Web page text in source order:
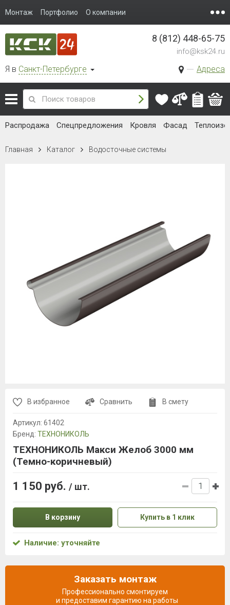
Монтаж Портфолио О компании
Я в Санкт-Петербурге Адреса
8 (812) 448-65-75
info@ksk24.ru
Распродажа Спецпредложения Кровля Фасад
Главная Каталог Водосточные системы
В избранное Сравнить В смету
Артикул: 61402
Бренд: ТЕХНОНИКОЛЬ
ТЕХНОНИКОЛЬ Макси Желоб 3000 мм
(Темно-коричневый)
1 150 руб. / шт.
В корзину Купить в 1 клик
Наличие: уточняйте
Заказать монтаж
Профессионально смонтируем
и предоставим гарантию на работы